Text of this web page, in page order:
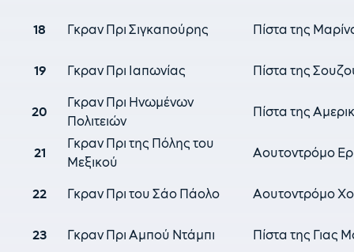
18 Γκραν Πρι Σιγκαπούρης Πίστα της
19 Γκραν Πρι Ιαπωνίας Πίστα της
20
Γκραν Πρι Ηνωμένων
Πολιτειών
Πίστα της
21
Γκραν Πρι της Πόλης του
Μεξικού
Αουτοντρόμο
22 Γκραν Πρι του Σάο Πάολο Αουτοντρόμο
23 Γκραν Πρι Αμπού Ντάμπι Πίστα της Γιας